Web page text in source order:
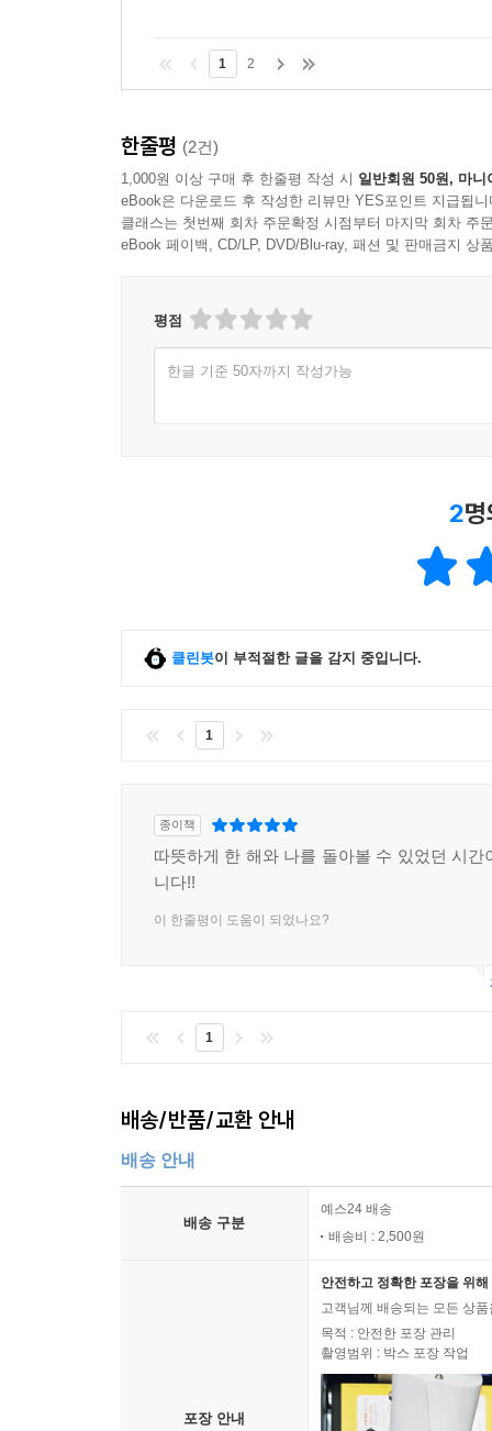
1 2
한줄평 (2건)
1,000원 이상 구매 후 한줄평 작성 시 일반회원 50원, 마니
eBook은 다운로드 후 작성한 리뷰만 YES포인트 지급됩니
클래스는 첫번째 회차 주문확정 시점부터 마지막 회차 주
eBook 페이백, CD/LP, DVD/Blu-ray, 패션 및 판매금지 상
평점
한글 기준 50자까지 작성가능
2
클린봇이 부적절한 글을 감지 중입니다.
1
종이책
따뜻하게 한 해와 나를 돌아볼 수 있었던 시간
니다!!
이 한줄평이 도움이 되었나요?
1
배송/반품/교환 안내
배송 안내
배송 구분
예스24 배송
배송비 : 2,500원
포장 안내
안전하고 정확한 포장을 위
고객님께 배송되는 모든 상
목적 : 안전한 포장 관리
촬영범위 : 박스 포장 작업